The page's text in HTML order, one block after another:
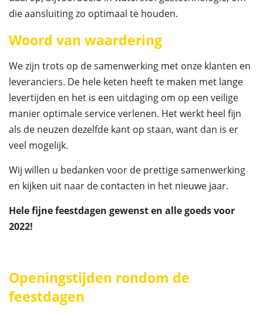
die aansluiting zo optimaal te houden.
Woord van waardering
We zijn trots op de samenwerking met onze klanten en
leveranciers. De hele keten heeft te maken met lange
levertijden en het is een uitdaging om op een veilige
manier optimale service verlenen. Het werkt heel fijn
als de neuzen dezelfde kant op staan, want dan is er
veel mogelijk.
Wij willen u bedanken voor de prettige samenwerking
en kijken uit naar de contacten in het nieuwe jaar.
Hele fijne feestdagen gewenst en alle goeds voor
2022!
Openingstijden rondom de
feestdagen